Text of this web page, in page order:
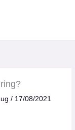
/ 17/08/2021